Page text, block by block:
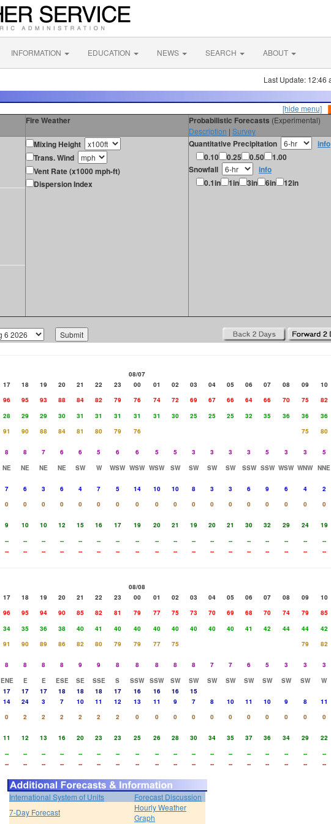
INFORMATION EDUCATION NEWS SEARCH ABOUT
Last Update: 12:46
[hide menu]
Fire Weather Probabilistic Forecasts (Experimental)
Description | Survey
Mixing Height
Trans. Wind
Vent Rate (x1000 mph-ft)
Dispersion Index
Quantitative Precipitation
info
0.10
0.25 0.50
1.00
Snowfall
info
0.1in
1in 3in 6in 12in
08/07
17 18 19 20 21 22 23 00 01 02 03 04 05 06 07 08 09 10
96 95 93 88 84 82 79 76 74 72 69 67 66 64 66 70 75 82
28 29 29 30 31 31 31 31 31 30 25 25 25 32 35 36 36 36
91 90 88 84 81 80 79 76 75 80
8 8 7 6 6 5 6 6 5 5 3 3 3 3 5 3 3 5
NE NE NE NE SW W WSW WSW WSW SW SW SW SW SSW SSW WSW WNW NNE
7 6 3 6 4 7 5 14 10 10 8 3 3 6 9 6 4 2
0 0 0 0 0 0 0 0 0 0 0 0 0 0 0 0 0 0
9 10 10 12 15 16 17 19 20 21 19 20 21 30 32 29 24 19
-- -- -- -- -- -- -- -- -- -- -- -- -- -- -- -- -- --
-- -- -- -- -- -- -- -- -- -- -- -- -- -- -- -- -- --
08/08
17 18 19 20 21 22 23 00 01 02 03 04 05 06 07 08 09 10
96 95 94 90 85 82 81 79 77 75 73 70 69 68 70 74 79 85
34 35 36 38 40 41 40 40 40 40 40 40 40 41 42 44 44 42
91 90 89 86 82 80 79 79 77 75 79 82
8 8 8 8 9 9 8 8 8 8 8 7 7 6 5 3 3 3
ENE E E ESE SE SSE S SSW SSW SW SW SW SW SW SW SW SW W
17 17 17 18 18 18 17 16 16 16
15
14 24 3 7 10 11 12 13 11 9 7 8 10 11 10 9 8 11
0 2 2 2 2 2 2 0 0 0 0 0 0 0 0 0 0 0
11 12 13 16 20 23 23 25 26 28 30 34 35 37 36 34 29 22
-- -- -- -- -- -- -- -- -- -- -- -- -- -- -- -- -- --
-- -- -- -- -- -- -- -- -- -- -- -- -- -- -- -- -- --
International System of Units
Forecast Discussion
7-Day Forecast
Hourly Weather
Graph